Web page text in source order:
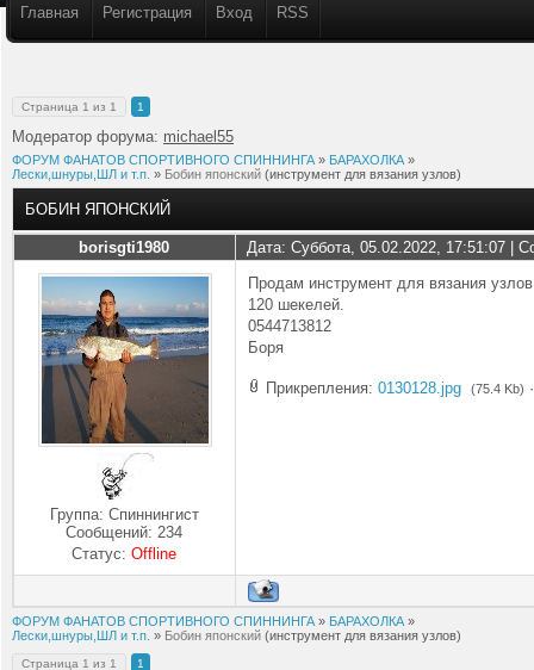
Главная Регистрация Вход RSS
Страница 1 из 1 1
Модератор форума: michael55
ФОРУМ ФАНАТОВ СПОРТИВНОГО СПИННИНГА » БАРАХОЛКА »
Лески,шнуры,ШЛ и т.п. » Бобин японский (инструмент для вязания узлов)
БОБИН ЯПОНСКИЙ
borisgti1980 Дата: Суббота, 05.02.2022, 17:51:07 |
Группа: Спиннингист
Сообщений:234
Статус:Offline
Продам инструмент для вязания
120 шекелей.
0544713812
Боря
Прикрепления: 0130128.jpg (75.4 Kb)
ФОРУМ ФАНАТОВ СПОРТИВНОГО СПИННИНГА » БАРАХОЛКА »
Лески,шнуры,ШЛ и т.п. » Бобин японский (инструмент для вязания узлов)
Страница 1 из 1 1